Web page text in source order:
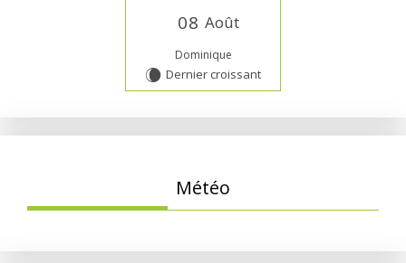
08 Août
Dominique
W Dernier croissant
Météo